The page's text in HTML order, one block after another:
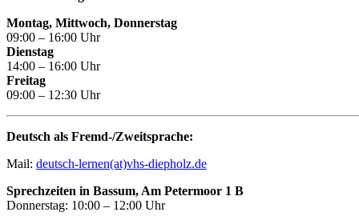
Montag, Mittwoch, Donnerstag
09:00 – 16:00 Uhr
Dienstag
14:00 – 16:00 Uhr
Freitag
09:00 – 12:30 Uhr
Deutsch als Fremd-/Zweitsprache:
Mail: deutsch-lernen(at)vhs-diepholz.de
Sprechzeiten in Bassum, Am Petermoor 1 B
Donnerstag: 10:00 – 12:00 Uhr